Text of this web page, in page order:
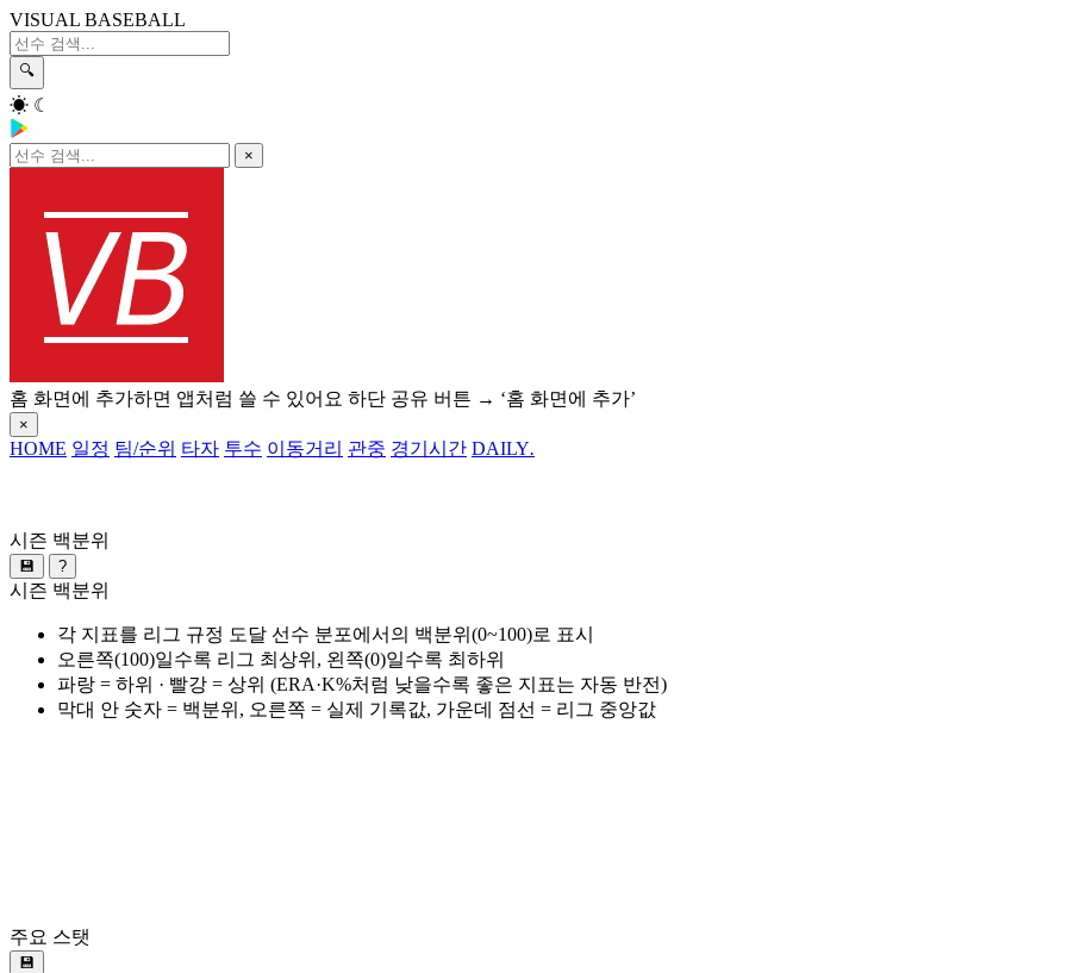
VISUAL BASEBALL
🔍
☀ ☾
×
홈 화면에 추가하면 앱처럼 쓸 수 있어요 하단 공유 버튼 → ‘홈 화면에 추가’
×
HOME 일정 팀/순위 타자 투수 이동거리 관중 경기시간 DAILY.
시즌 백분위
💾 ?
시즌 백분위
각 지표를 리그 규정 도달 선수 분포에서의 백분위(0~100)로 표시
오른쪽(100)일수록 리그 최상위, 왼쪽(0)일수록 최하위
파랑 = 하위 · 빨강 = 상위 (ERA·K%처럼 낮을수록 좋은 지표는 자동 반전)
막대 안 숫자 = 백분위, 오른쪽 = 실제 기록값, 가운데 점선 = 리그 중앙값
주요 스탯
💾